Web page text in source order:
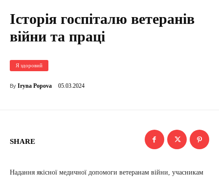
Історія госпіталю ветеранів
війни та праці
Я здоровий
By Iryna Popova 05.03.2024
SHARE
Надання якісної медичної допомоги ветеранам війни, учасникам